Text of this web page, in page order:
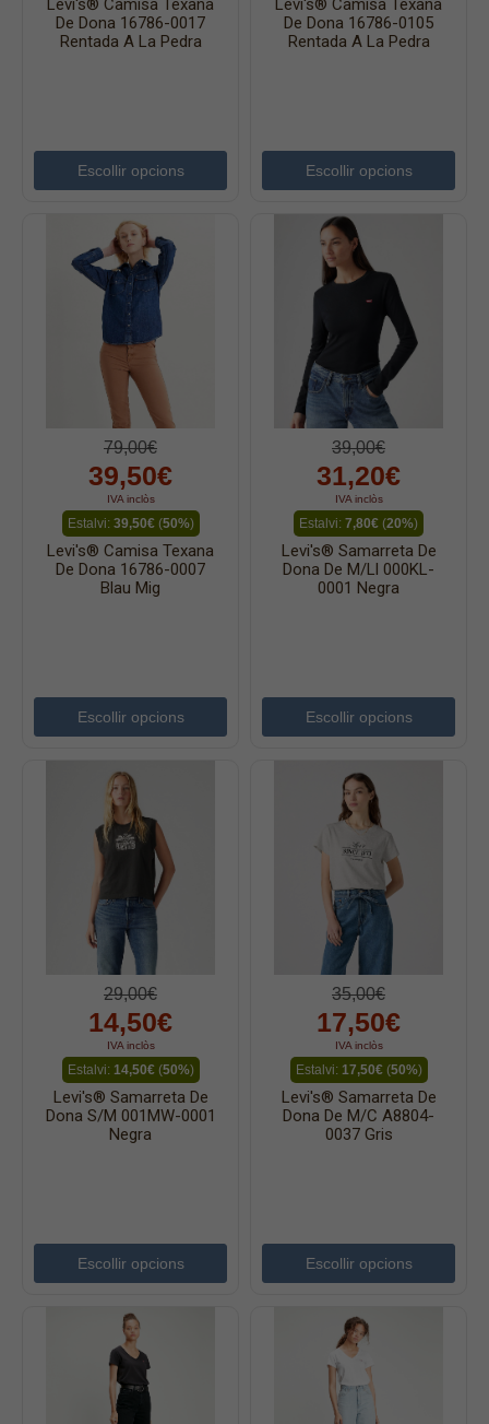
Levi's® Camisa Texana
De Dona 16786-0017
Rentada A La Pedra
Escollir opcions
Levi's® Camisa Texana
De Dona 16786-0105
Rentada A La Pedra
Escollir opcions
79,00€
39,50€
IVA inclòs
Estalvi: 39,50€(50%)
Levi's® Camisa Texana
De Dona 16786-0007
Blau Mig
Escollir opcions
39,00€
31,20€
IVA inclòs
Estalvi: 7,80€ (20%)
Levi's® Samarreta De
Dona De M/ll 000KL-
0001 Negra
Escollir opcions
29,00€
14,50€
IVA inclòs
Estalvi: 14,50€(50%)
Levi's® Samarreta De
Dona S/m 001MW-0001
Negra
Escollir opcions
35,00€
17,50€
IVA inclòs
Estalvi: 17,50€(50%)
Levi's® Samarreta De
Dona De M/c A8804-
0037 Gris
Escollir opcions